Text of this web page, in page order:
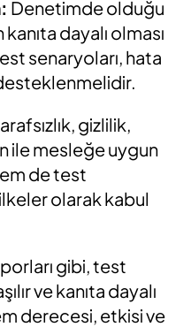
Denetimde olduğu
dayalı olması
senaryoları, hata
gizlilik,
ile mesleğe uygun
de test
olarak kabul
gibi, test
ve kanıta dayalı
derecesi, etkisi ve